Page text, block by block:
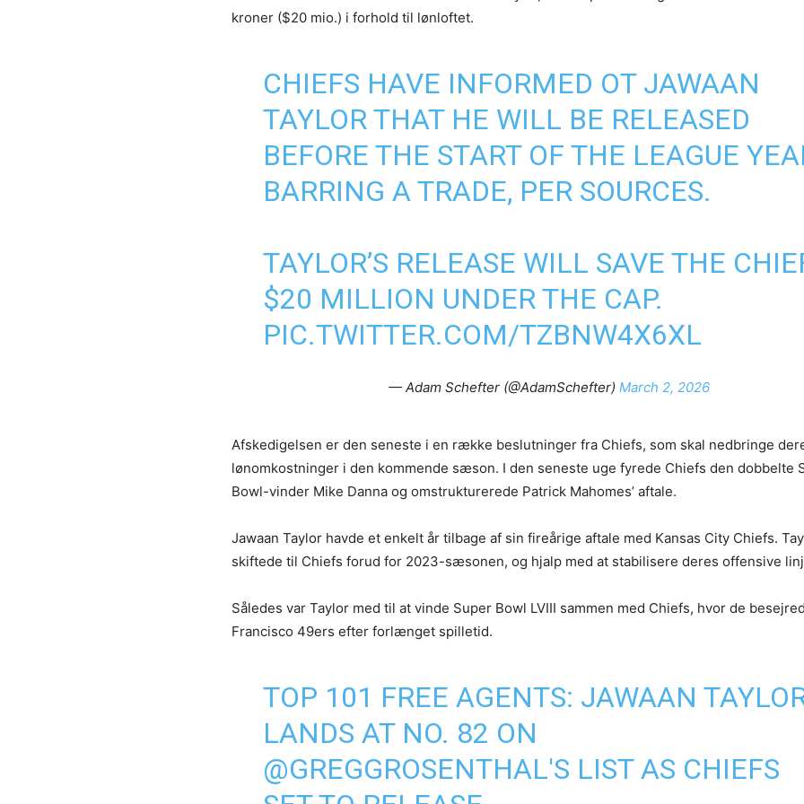
kroner ($20 mio.) i forhold til lønloftet.
CHIEFS HAVE INFORMED OT JAWAAN
TAYLOR THAT HE WILL BE RELEASED
BEFORE THE START OF THE LEAGUE
BARRING A TRADE, PER SOURCES.
TAYLOR’S RELEASE WILL SAVE THE
$20 MILLION UNDER THE CAP.
PIC.TWITTER.COM/TZBNW4X6XL
— Adam Schefter (@AdamSchefter) March 2, 2026
Afskedigelsen er den seneste i en række beslutninger fra Chiefs, som skal nedbringe
lønomkostninger i den kommende sæson. I den seneste uge fyrede Chiefs den dobbelte
Bowl-vinder Mike Danna og omstrukturerede Patrick Mahomes’ aftale.
Jawaan Taylor havde et enkelt år tilbage af sin fireårige aftale med Kansas City Chiefs.
skiftede til Chiefs forud for 2023-sæsonen, og hjalp med at stabilisere deres offensive
Således var Taylor med til at vinde Super Bowl LVIII sammen med Chiefs, hvor de
Francisco 49ers efter forlænget spilletid.
TOP 101 FREE AGENTS: JAWAAN
LANDS AT NO. 82 ON
@GREGGROSENTHAL'S LIST AS CHIEFS